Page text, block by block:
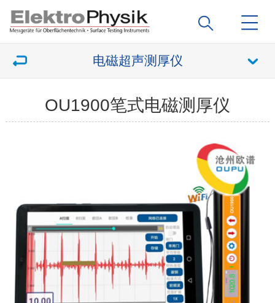
电磁超声测厚仪
OU1900笔式电磁测厚仪